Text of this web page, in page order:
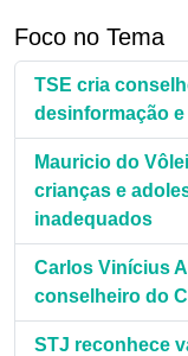
Foco no Tema
TSE cria
desinformação
Mauricio do
crianças e
inadequados
Carlos Vinícius
conselheiro do
STJ reconhece